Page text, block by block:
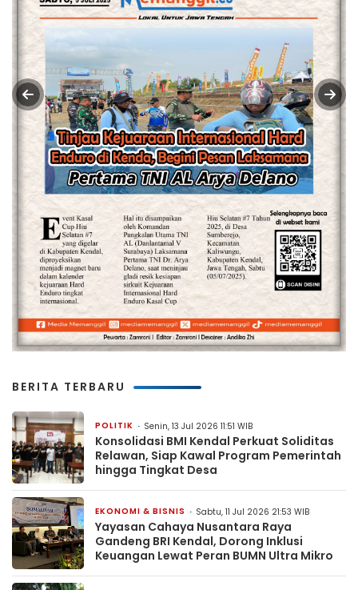
BERITA TERBARU
POLITIK Senin, 13 Jul 2026 11:51 WIB
Konsolidasi BMI Kendal Perkuat Soliditas
Relawan, Siap Kawal Program Pemerintah
hingga Tingkat Desa
EKONOMI & BISNIS Sabtu, 11 Jul 2026 21:53 WIB
Yayasan Cahaya Nusantara Raya
Gandeng BRI Kendal, Dorong Inklusi
Keuangan Lewat Peran BUMN Ultra Mikro